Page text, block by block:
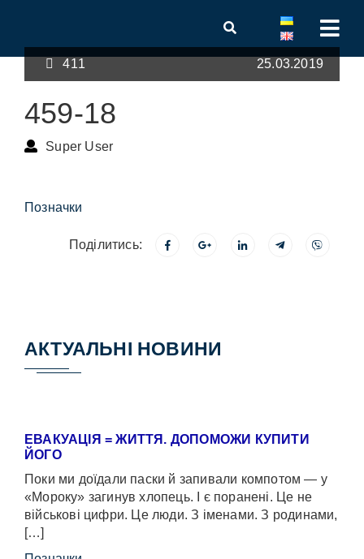
411 25.03.2019
459-18
Super User
Позначки
Поділитись:
АКТУАЛЬНІ НОВИНИ
ЕВАКУАЦІЯ = ЖИТТЯ. ДОПОМОЖИ КУПИТИ
ЙОГО
Поки ми доїдали паски й запивали компотом — у
«Мороку» загинув хлопець. І є поранені. Це не
військові цифри. Це люди. З іменами. З родинами,
[…]